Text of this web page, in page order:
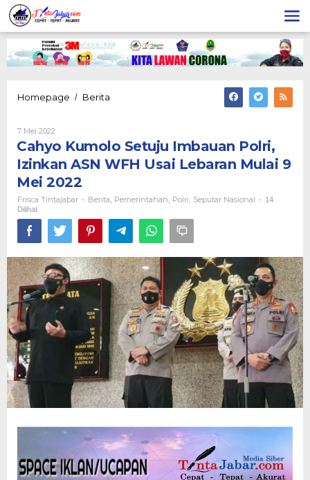
Lewati
ke
konten
Homepage / Berita
Polri,
Izinkan
ASN
Usai
Mulai
Mei
2022
7 Mei 2022
Tintajabar
Cahyo Kumolo Setuju Imbauan Polri,
Izinkan ASN WFH Usai Lebaran Mulai 9
Mei 2022
Frisca Tintajabar - Berita Pemerintahan Polri Seputar Nasional - 14
Dilihat